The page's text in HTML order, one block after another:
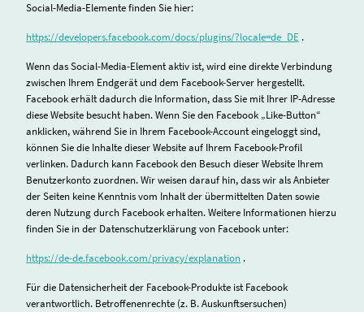
Social-Media-Elemente finden Sie hier:
https://developers.facebook.com/docs/plugins/?locale=de_DE .
Wenn das Social-Media-Element aktiv ist, wird eine direkte Verbindung
zwischen Ihrem Endgerät und dem Facebook-Server hergestellt.
Facebook erhält dadurch die Information, dass Sie mit Ihrer IP-Adresse
diese Website besucht haben. Wenn Sie den Facebook „Like-Button“
anklicken, während Sie in Ihrem Facebook-Account eingeloggt sind,
können Sie die Inhalte dieser Website auf Ihrem Facebook-Profil
verlinken. Dadurch kann Facebook den Besuch dieser Website Ihrem
Benutzerkonto zuordnen. Wir weisen darauf hin, dass wir als Anbieter
der Seiten keine Kenntnis vom Inhalt der übermittelten Daten sowie
deren Nutzung durch Facebook erhalten. Weitere Informationen hierzu
finden Sie in der Datenschutzerklärung von Facebook unter:
https://de-de.facebook.com/privacy/explanation .
Für die Datensicherheit der Facebook-Produkte ist Facebook
verantwortlich. Betroffenenrechte (z. B. Auskunftsersuchen)